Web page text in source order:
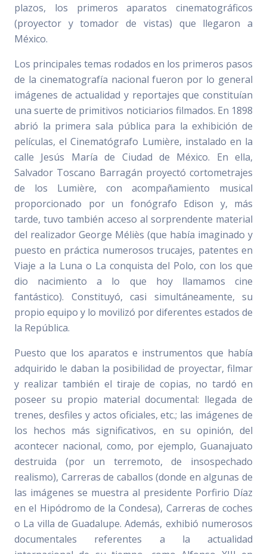
plazos, los primeros aparatos cinematográficos
(proyector y tomador de vistas) que llegaron a
México.
Los principales temas rodados en los primeros pasos
de la cinematografía nacional fueron por lo general
imágenes de actualidad y reportajes que constituían
una suerte de primitivos noticiarios filmados. En 1898
abrió la primera sala pública para la exhibición de
películas, el Cinematógrafo Lumière, instalado en la
calle Jesús María de Ciudad de México. En ella,
Salvador Toscano Barragán proyectó cortometrajes
de los Lumière, con acompañamiento musical
proporcionado por un fonógrafo Edison y, más
tarde, tuvo también acceso al sorprendente material
del realizador George Méliès (que había imaginado y
puesto en práctica numerosos trucajes, patentes en
Viaje a la Luna o La conquista del Polo, con los que
dio nacimiento a lo que hoy llamamos cine
fantástico). Constituyó, casi simultáneamente, su
propio equipo y lo movilizó por diferentes estados de
la República.
Puesto que los aparatos e instrumentos que había
adquirido le daban la posibilidad de proyectar, filmar
y realizar también el tiraje de copias, no tardó en
poseer su propio material documental: llegada de
trenes, desfiles y actos oficiales, etc.; las imágenes de
los hechos más significativos, en su opinión, del
acontecer nacional, como, por ejemplo, Guanajuato
destruida (por un terremoto, de insospechado
realismo), Carreras de caballos (donde en algunas de
las imágenes se muestra al presidente Porfirio Díaz
en el Hipódromo de la Condesa), Carreras de coches
o La villa de Guadalupe. Además, exhibió numerosos
documentales referentes a la actualidad